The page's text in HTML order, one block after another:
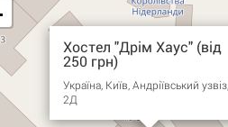
Хостел "Дрім Хаус" (від
250 грн)
Україна, Київ, Андріївський узвіз,
2Д